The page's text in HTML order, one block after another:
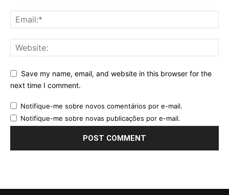
Save my name, email, and website in this browser for the
next time I comment.
Notifique-me sobre novos comentários por e-mail.
Notifique-me sobre novas publicações por e-mail.